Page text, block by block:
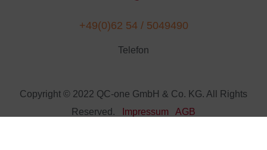
+49(0)62 54 / 5049490
Telefon
Copyright © 2022 QC-one GmbH & Co. KG. All Rights
Reserved.
Impressum AGB